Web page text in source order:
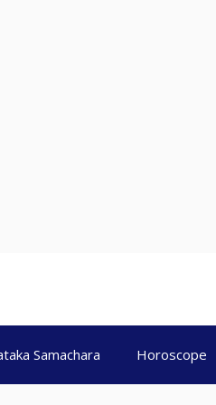
Samachara Horoscope